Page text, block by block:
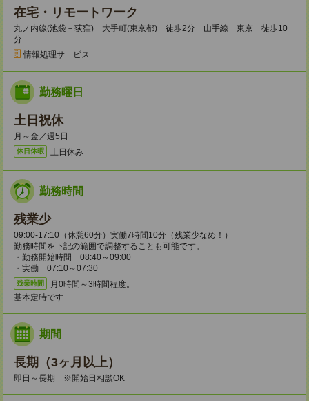
在宅・リモートワーク
丸ノ内線(池袋－荻窪) 大手町(東京都) 徒歩2分 山手線 東京 徒歩10
分
情報処理サ－ビス
勤務曜日
土日祝休
月～金／週5日
休日休暇 土日休み
勤務時間
残業少
09:00-17:10（休憩60分）実働7時間10分（残業少なめ！）
勤務時間を下記の範囲で調整することも可能です。
・勤務開始時間 08:40～09:00
・実働 07:10～07:30
残業時間
月0時間～3時間程度。
基本定時です
期間
長期（3ヶ月以上）
即日～長期 ※開始日相談OK